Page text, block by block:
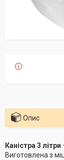
Опис
Каністра 3 літри
Виготовлена з